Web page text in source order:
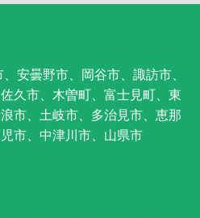
安曇野市、岡谷市、諏訪市、
久市、木曽町、富士見町、東
市、土岐市、多治見市、恵那
市、中津川市、山県市